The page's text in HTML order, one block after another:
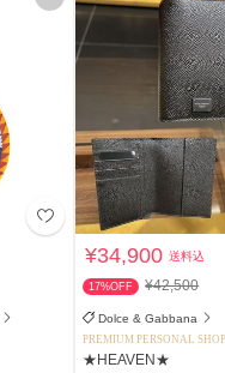
¥34,900送料込
17%OFF ¥42,500
Dolce & Gabbana
PREMIUM PERSONAL
★HEAVEN★